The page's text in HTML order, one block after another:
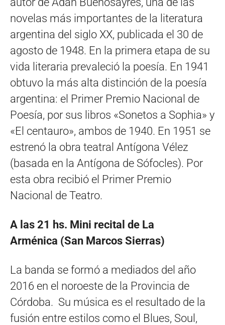
novelas más importantes de la literatura
argentina del siglo XX, publicada el 30 de
agosto de 1948. En la primera etapa de su
vida literaria prevaleció la poesía. En 1941
obtuvo la más alta distinción de la poesía
argentina: el Primer Premio Nacional de
Poesía, por sus libros «Sonetos a Sophia» y
«El centauro», ambos de 1940. En 1951 se
estrenó la obra teatral Antígona Vélez
(basada en la Antígona de Sófocles). Por
esta obra recibió el Primer Premio
Nacional de Teatro.
A las 21 hs. Mini recital de La
Arménica (San Marcos Sierras)
La banda se formó a mediados del año
2016 en el noroeste de la Provincia de
Córdoba. Su música es el resultado de la
fusión entre estilos como el Blues, Soul,